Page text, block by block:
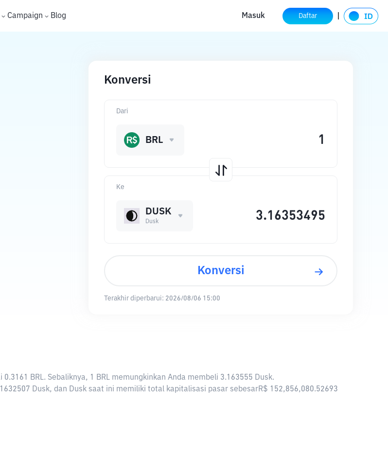
Campaign Blog Masuk Daftar
Konversi
Ke
DUSK
Dusk
Dari
BRL
Konversi
Terakhir diperbarui: 2026/08/06 15:00
BRL. Sebaliknya, 1 BRL memungkinkan Anda membeli 3.163555 Dusk.
Dusk, dan Dusk saat ini memiliki total kapitalisasi pasar sebesarR$ 152,856,080.52693